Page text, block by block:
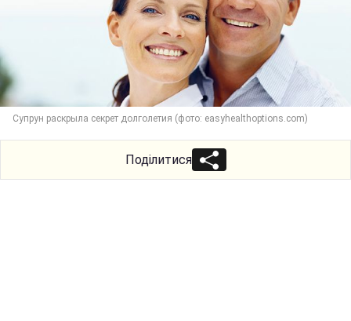
Супрун раскрыла секрет долголетия (фото: easyhealthoptions.com)
Поділитися